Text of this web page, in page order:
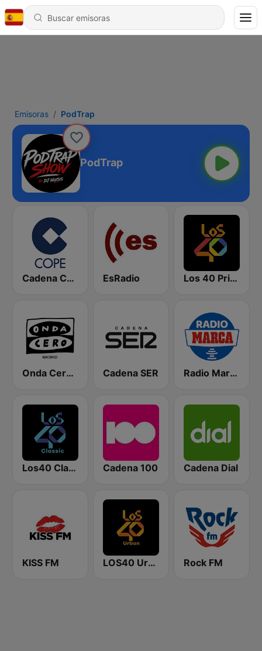
Emisoras PodTrap
PodTrap
Cadena COPE EsRadio Los 40 Principales
Onda Cero Madrid Cadena SER Radio Marca Nacional
Los40 Classic Cadena 100 Cadena Dial
KISS FM LOS40 Urban Rock FM